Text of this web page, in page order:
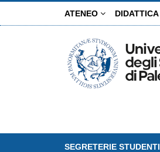
ATENEO DIDATTICA
SEGRETERIE STUDENTI